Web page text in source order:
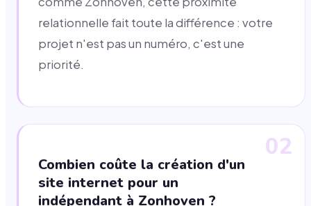
relationnelle fait toute la différence : votre
projet n'est pas un numéro, c'est une
priorité.
02
Combien coûte la création d'un
site internet pour un
indépendant à Zonhoven ?